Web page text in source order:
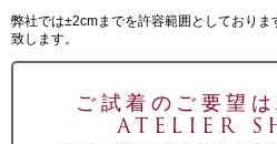
弊社では±2cmまでを許容範囲としており
致します。
ご試着のご要
ATELIER